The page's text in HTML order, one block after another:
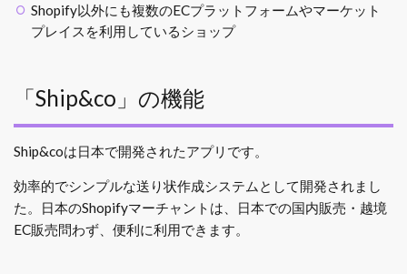
Shopify以外にも複数のECプラットフォームやマーケット
プレイスを利用しているショップ
「Ship&co」の機能
Ship&coは日本で開発されたアプリです。
効率的でシンプルな送り状作成システムとして開発されまし
た。日本のShopifyマーチャントは、日本での国内販売・越境
EC販売問わず、便利に利用できます。